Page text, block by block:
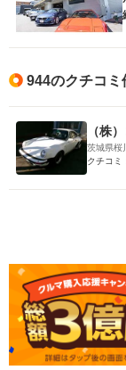
944のクチコミ
（株
茨城県桜
クチコミ